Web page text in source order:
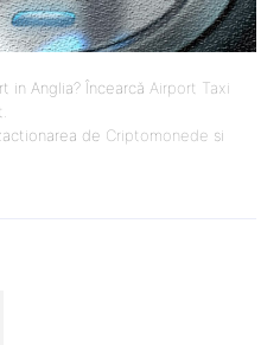
in Anglia? Încearcă Airport Taxi
de Criptomonede si